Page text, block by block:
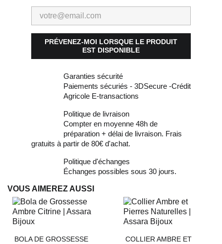
PRÉVENEZ-MOI LORSQUE LE PRODUIT
EST DISPONIBLE
Garanties sécurité
Paiements sécuriés - 3DSecure -Crédit
Agricole E-transactions
Politique de livraison
Compter en moyenne 48h de
préparation + délai de livraison. Frais
gratuits à partir de 80€ d'achat.
Politique d'échanges
Échanges possibles sous 30 jours.
VOUS AIMEREZ AUSSI
BOLA DE GROSSESSE
COLLIER AMBRE ET